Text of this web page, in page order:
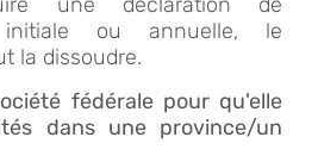
initiale ou annuelle, le
la dissoudre.
fédérale pour qu'elle
dans une province/un